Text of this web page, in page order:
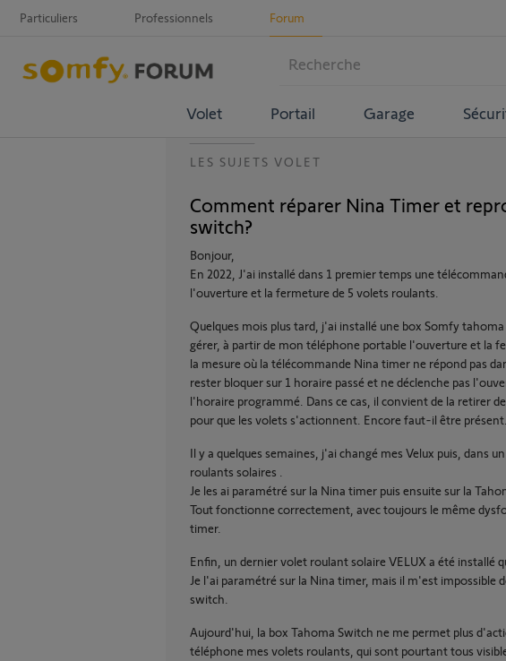
Particuliers Professionnels Forum
Volet Portail Garage
LES SUJETS VOLET
Comment réparer Nina Timer et
switch?
Bonjour,
En 2022, J'ai installé dans 1 premier temps une
l'ouverture et la fermeture de 5 volets roulants.
Quelques mois plus tard, j'ai installé une box Somfy
gérer, à partir de mon téléphone portable l'ouverture et la
la mesure où la télécommande Nina timer ne répond pas
rester bloquer sur 1 horaire passé et ne déclenche pas
l'horaire programmé. Dans ce cas, il convient de la retirer
pour que les volets s'actionnent. Encore faut-il être présent.
Il y a quelques semaines, j'ai changé mes Velux puis, dans
roulants solaires .
Je les ai paramétré sur la Nina timer puis ensuite sur la
Tout fonctionne correctement, avec toujours le même
timer.
Enfin, un dernier volet roulant solaire VELUX a été installé
Je l'ai paramétré sur la Nina timer, mais il m'est impossible
switch.
Aujourd'hui, la box Tahoma Switch ne me permet plus
téléphone mes volets roulants, qui sont pourtant tous